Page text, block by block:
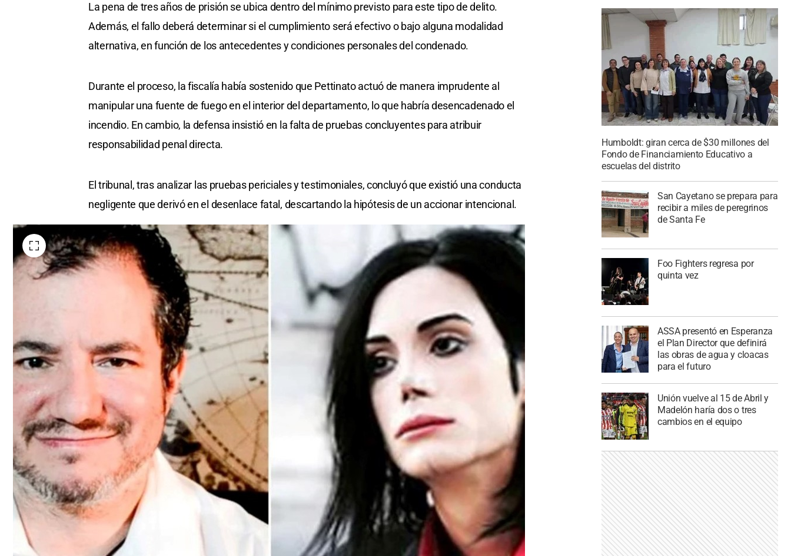
La pena de tres años de prisión se ubica dentro del mínimo previsto para este tipo de delito.
Además, el fallo deberá determinar si el cumplimiento será efectivo o bajo alguna modalidad
alternativa, en función de los antecedentes y condiciones personales del condenado.
Durante el proceso, la fiscalía había sostenido que Pettinato actuó de manera imprudente al
manipular una fuente de fuego en el interior del departamento, lo que habría desencadenado el
incendio. En cambio, la defensa insistió en la falta de pruebas concluyentes para atribuir
responsabilidad penal directa.
El tribunal, tras analizar las pruebas periciales y testimoniales, concluyó que existió una conducta
negligente que derivó en el desenlace fatal, descartando la hipótesis de un accionar intencional.
Humboldt: giran cerca de $30 millones del
Fondo de Financiamiento Educativo a
escuelas del distrito
San Cayetano se prepara para
recibir a miles de peregrinos
de Santa Fe
Foo Fighters regresa por
quinta vez
ASSA presentó en Esperanza
el Plan Director que definirá
las obras de agua y cloacas
para el futuro
Unión vuelve al 15 de Abril y
Madelón haría dos o tres
cambios en el equipo